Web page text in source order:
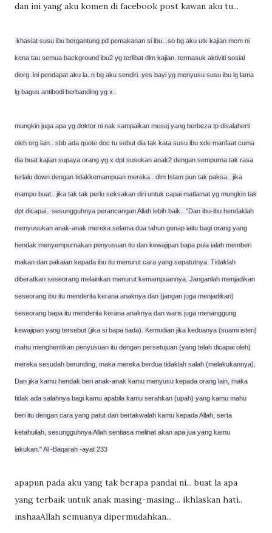
dan ini yang aku komen di facebook post kawan aku tu...
khasiat susu ibu bergantung pd pemakanan si ibu...so bg aku utk kajian mcm ni
kena tau semua background ibu2 yg terlibat dlm kajian..termasuk aktiviti sosial
diorg..ini pendapat aku la..n bg aku sendiri..yes bayi yg menyusu susu ibu lg lama
lg bagus antibodi berbanding yg x..
mungkin juga apa yg doktor ni nak sampaikan mesej yang berbeza tp disalaherti
oleh org lain.. sbb ada quote doc tu sebut dia tak kata susu ibu xde manfaat cuma
dia buat kajian supaya orang yg x dpt susukan anak2 dengan sempurna tak rasa
terlalu down dengan tidakkemampuan mereka.. dlm Islam pun tak paksa.. jika
mampu buat.. jika tak tak perlu seksakan diri untuk capai matlamat yg mungkin tak
dpt dicapai.. sesungguhnya perancangan Allah lebih baik.. "Dan ibu-ibu hendaklah
menyusukan anak-anak mereka selama dua tahun genap iaitu bagi orang yang
hendak menyempurnakan penyusuan itu dan kewajipan bapa pula ialah memberi
makan dan pakaian kepada ibu itu menurut cara yang sepatutnya. Tidaklah
diberatkan seseorang melainkan menurut kemampuannya. Janganlah menjadikan
seseorang ibu itu menderita kerana anaknya dan (jangan juga menjadikan)
seseorang bapa itu menderita kerana anaknya dan waris juga menanggung
kewajipan yang tersebut (jika si bapa tiada). Kemudian jika keduanya (suami isteri)
mahu menghentikan penyusuan itu dengan persetujuan (yang telah dicapai oleh)
mereka sesudah berunding, maka mereka berdua tidaklah salah (melakukannya).
Dan jika kamu hendak beri anak-anak kamu menyusu kepada orang lain, maka
tidak ada salahnya bagi kamu apabila kamu serahkan (upah) yang kamu mahu
beri itu dengan cara yang patut dan bertakwalah kamu kepada Allah, serta
ketahuilah, sesungguhnya Allah sentiasa melihat akan apa jua yang kamu
lakukan." Al -Baqarah -ayat 233
apapun pada aku yang tak berapa pandai ni... buat la apa
yang terbaik untuk anak masing-masing... ikhlaskan hati..
inshaaAllah semuanya dipermudahkan...